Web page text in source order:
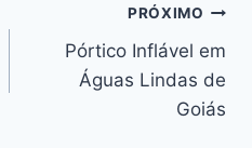
PRÓXIMO
Pórtico Inflável em
Águas Lindas de
Goiás